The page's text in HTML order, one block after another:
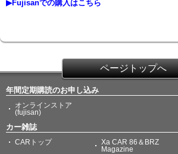
▶Fujisanでの購入はこちら
ページトップへ
年間定期購読のお申し込み
オンラインストア
(fujisan)
カー雑誌
CARトップ
Xa CAR 86＆BRZ
Magazine